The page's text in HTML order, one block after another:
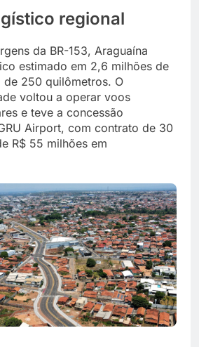
regional
da BR-153, Araguaína
estimado em 2,6 milhões de
de 250 quilômetros. O
voltou a operar voos
e teve a concessão
Airport, com contrato de 30
R$ 55 milhões em